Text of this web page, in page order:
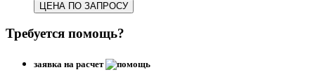
ЦЕНА ПО ЗАПРОСУ
Требуется помощь?
заявка на расчет